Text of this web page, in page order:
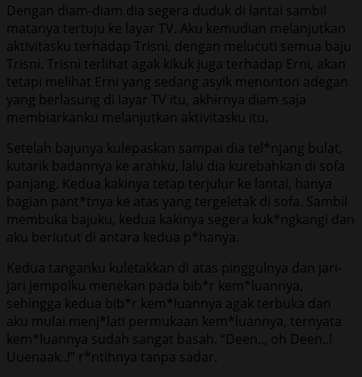
Dengan diam-diam dia segera duduk di lantai sambil
matanya tertuju ke layar TV. Aku kemudian melanjutkan
aktivitasku terhadap Trisni, dengan melucuti semua baju
Trisni. Trisni terlihat agak kikuk juga terhadap Erni, akan
tetapi melihat Erni yang sedang asyik menonton adegan
yang berlasung di layar TV itu, akhirnya diam saja
membiarkanku melanjutkan aktivitasku itu.
Setelah bajunya kulepaskan sampai dia tel*njang bulat,
kutarik badannya ke arahku, lalu dia kurebahkan di sofa
panjang. Kedua kakinya tetap terjulur ke lantai, hanya
bagian pant*tnya ke atas yang tergeletak di sofa. Sambil
membuka bajuku, kedua kakinya segera kuk*ngkangi dan
aku berlutut di antara kedua p*hanya.
Kedua tanganku kuletakkan di atas pinggulnya dan jari-
jari jempolku menekan pada bib*r kem*luannya,
sehingga kedua bib*r kem*luannya agak terbuka dan
aku mulai menj*lati permukaan kem*luannya, ternyata
kem*luannya sudah sangat basah. “Deen.., oh Deen..!
Uuenaak..!” r*ntihnya tanpa sadar.